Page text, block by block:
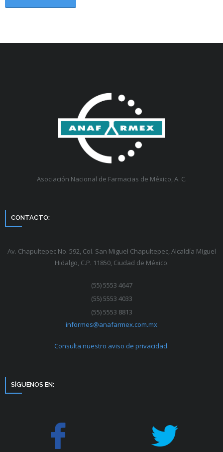
Asociación Nacional de Farmacias de México, A. C.
CONTACTO:
Av. Chapultepec No. 592, Col. San Miguel Chapultepec, Alcaldía Miguel
Hidalgo, C.P. 11850, Ciudad de México.
(55) 5553 4647
(55) 5553 4033
(55) 5553 8813
informes@anafarmex.com.mx
Consulta nuestro aviso de privacidad.
SÍGUENOS EN: